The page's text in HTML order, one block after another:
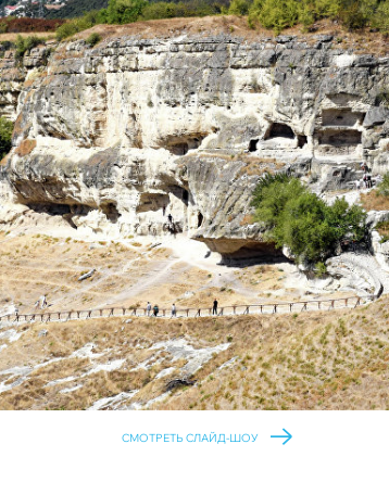
СМОТРЕТЬ СЛАЙД-ШОУ